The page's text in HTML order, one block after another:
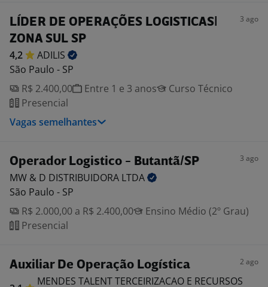
LÍDER DE OPERAÇÕES LOGISTICAS|
ZONA SUL SP
3 ago
4,2
ADILIS
São Paulo - SP
R$ 2.400,00
Entre 1 e 3 anos
Curso Técnico
Presencial
Vagas semelhantes
Operador Logistico - Butantã/SP 3 ago
MW & D DISTRIBUIDORA LTDA
São Paulo - SP
R$ 2.000,00 a R$ 2.400,00
Ensino Médio (2º Grau)
Presencial
Auxiliar De Operação Logística 2 ago
MENDES TALENT TERCEIRIZACAO E RECURSOS